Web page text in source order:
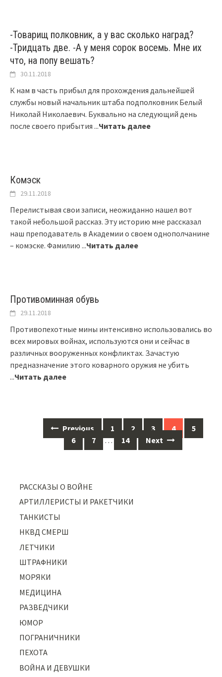
-Товарищ полковник, а у вас сколько наград?
-Тридцать две. -А у меня сорок восемь. Мне их
что, на попу вешать?
30.11.2018
К нам в часть прибыл для прохождения дальнейшей
службы новый начальник штаба подполковник Белый
Николай Николаевич. Буквально на следующий день
после своего прибытия ...Читать далее
Комэск
29.11.2018
Перелистывая свои записи, неожиданно нашел вот
такой небольшой рассказ. Эту историю мне рассказал
наш преподаватель в Академии о своем однополчанине
– комэске. Фамилию ...Читать далее
Противоминная обувь
29.11.2018
Противопехотные мины интенсивно использовались во
всех мировых войнах, используются они и сейчас в
различных вооруженных конфликтах. Зачастую
предназначение этого коварного оружия не убить
...Читать далее
Previous 1 2 3 4
5
6
7 … 14 Next
РАССКАЗЫ О ВОЙНЕ
АРТИЛЛЕРИСТЫ И РАКЕТЧИКИ
ТАНКИСТЫ
НКВД СМЕРШ
ЛЕТЧИКИ
ШТРАФНИКИ
МОРЯКИ
МЕДИЦИНА
РАЗВЕДЧИКИ
ЮМОР
ПОГРАНИЧНИКИ
ПЕХОТА
ВОЙНА И ДЕВУШКИ